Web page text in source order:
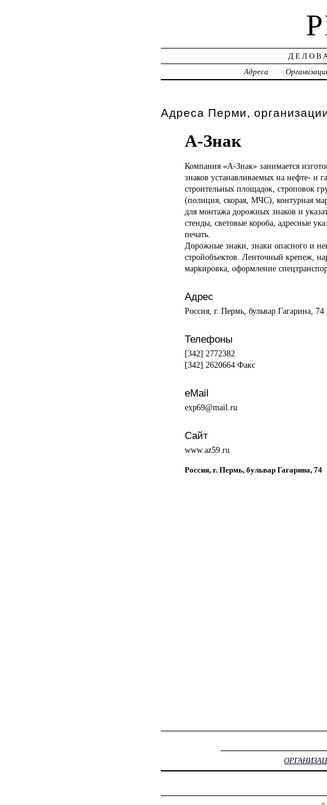
Адреса
Адреса Перми,
А-Знак
Компания «А-Знак» занимается
знаков устанавливаемых на нефте- и
строительных площадок, строповок
(полиция, скорая, МЧС), контурная
для монтажа дорожных знаков и
стенды, световые короба, адресные
печать.
Дорожные знаки, знаки опасного и
стройобъектов. Ленточный крепеж,
маркировка, оформление
Адрес
Россия, г. Пермь, бульвар Гагарина, 74
Телефоны
[342] 2772382
[342] 2620664 Факс
eMail
exp69@mail.ru
Сайт
www.az59.ru
Россия, г. Пермь, бульвар Гагарина, 74